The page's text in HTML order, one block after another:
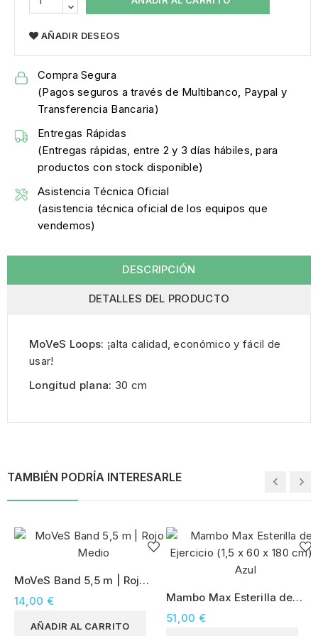
AÑADIR DESEOS
Compra Segura
(Pagos seguros a través de Multibanco, Paypal y
Transferencia Bancaria)
Entregas Rápidas
(Entregas rápidas, entre 2 y 3 días hábiles, para
productos con stock disponible)
Asistencia Técnica Oficial
(asistencia técnica oficial de los equipos que
vendemos)
DESCRIPCIÓN
DETALLES DEL PRODUCTO
MoVeS Loops: ¡alta calidad, económico y fácil de
usar!
Longitud plana: 30 cm
TAMBIÉN PODRÍA INTERESARLE
MoVeS Band 5,5 m | Rojo
Medio
14,00 €
AÑADIR AL CARRITO
Mambo Max Esterilla de
Ejercicio (1,5 x 60 x 180
cm) – Azul
51,00 €